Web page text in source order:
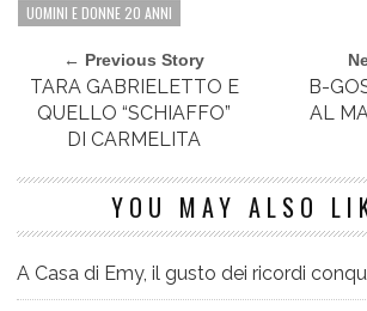
UOMINI E DONNE 20 ANNI
← Previous Story
TARA GABRIELETTO E
QUELLO “SCHIAFFO”
DI CARMELITA
B-
AL
YOU MAY ALSO
A Casa di Emy, il gusto dei ricordi